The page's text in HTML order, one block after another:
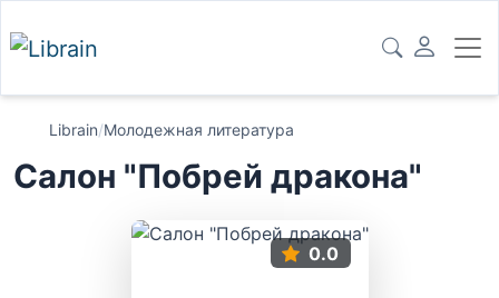
Librain/Молодежная литература
Салон "Побрей дракона"
0.0